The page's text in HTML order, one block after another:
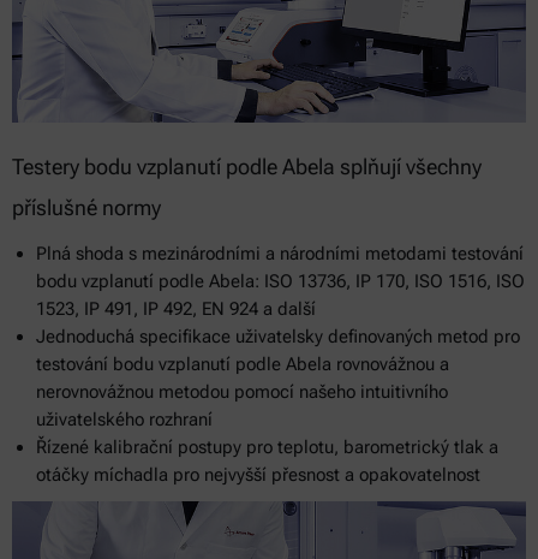
Testery bodu vzplanutí podle Abela splňují všechny
příslušné normy
Plná shoda s mezinárodními a národními metodami testování
bodu vzplanutí podle Abela: ISO 13736, IP 170, ISO 1516, ISO
1523, IP 491, IP 492, EN 924 a další
Jednoduchá specifikace uživatelsky definovaných metod pro
testování bodu vzplanutí podle Abela rovnovážnou a
nerovnovážnou metodou pomocí našeho intuitivního
uživatelského rozhraní
Řízené kalibrační postupy pro teplotu, barometrický tlak a
otáčky míchadla pro nejvyšší přesnost a opakovatelnost